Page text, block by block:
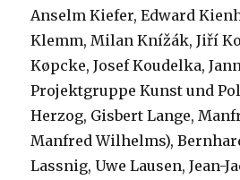
Anselm Kiefer, Edward
Klemm, Milan Knížák, Jiří
Køpcke, Josef Koudelka,
Projektgruppe Kunst und
Herzog, Gisbert Lange,
Manfred Wilhelms),
Lassnig, Uwe Lausen, Jean-